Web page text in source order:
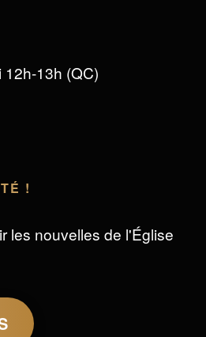
13h (QC)
!
les nouvelles de l'Église